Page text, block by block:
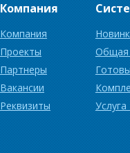
Компания
Компания
Проекты
Партнеры
Вакансии
Реквизиты
Общая